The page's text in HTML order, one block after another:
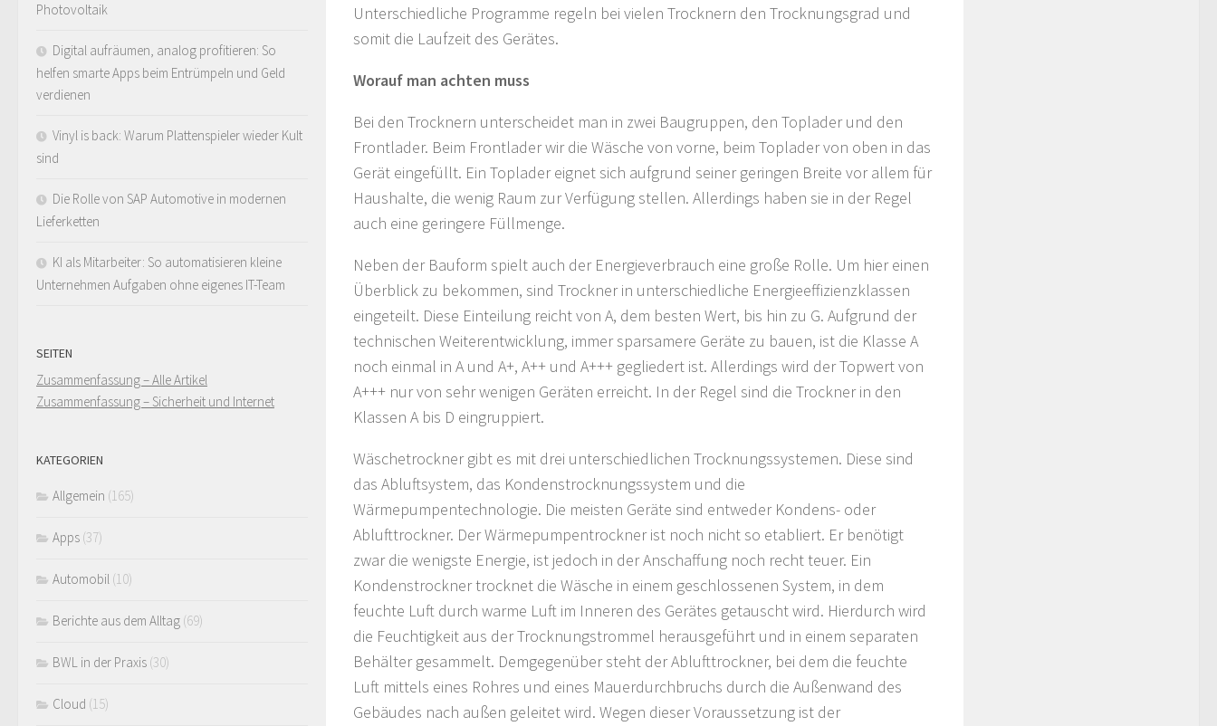
Unterschiedliche Programme regeln bei vielen Trocknern den Trocknungsgrad und
somit die Laufzeit des Gerätes.
Worauf man achten muss
Bei den Trocknern unterscheidet man in zwei Baugruppen, den Toplader und den
Frontlader. Beim Frontlader wir die Wäsche von vorne, beim Toplader von oben in das
Gerät eingefüllt. Ein Toplader eignet sich aufgrund seiner geringen Breite vor allem für
Haushalte, die wenig Raum zur Verfügung stellen. Allerdings haben sie in der Regel
auch eine geringere Füllmenge.
Neben der Bauform spielt auch der Energieverbrauch eine große Rolle. Um hier einen
Überblick zu bekommen, sind Trockner in unterschiedliche Energieeffizienzklassen
eingeteilt. Diese Einteilung reicht von A, dem besten Wert, bis hin zu G. Aufgrund der
technischen Weiterentwicklung, immer sparsamere Geräte zu bauen, ist die Klasse A
noch einmal in A und A+, A++ und A+++ gegliedert ist. Allerdings wird der Topwert von
A+++ nur von sehr wenigen Geräten erreicht. In der Regel sind die Trockner in den
Klassen A bis D eingruppiert.
Wäschetrockner gibt es mit drei unterschiedlichen Trocknungssystemen. Diese sind
das Abluftsystem, das Kondenstrocknungssystem und die
Wärmepumpentechnologie. Die meisten Geräte sind entweder Kondens- oder
Ablufttrockner. Der Wärmepumpentrockner ist noch nicht so etabliert. Er benötigt
zwar die wenigste Energie, ist jedoch in der Anschaffung noch recht teuer. Ein
Kondenstrockner trocknet die Wäsche in einem geschlossenen System, in dem
feuchte Luft durch warme Luft im Inneren des Gerätes getauscht wird. Hierdurch wird
die Feuchtigkeit aus der Trocknungstrommel herausgeführt und in einem separaten
Behälter gesammelt. Demgegenüber steht der Ablufttrockner, bei dem die feuchte
Luft mittels eines Rohres und eines Mauerdurchbruchs durch die Außenwand des
Gebäudes nach außen geleitet wird. Wegen dieser Voraussetzung ist der
Photovoltaik
Digital aufräumen, analog profitieren: So
helfen smarte Apps beim Entrümpeln und Geld
verdienen
Vinyl is back: Warum Plattenspieler wieder Kult
sind
Die Rolle von SAP Automotive in modernen
Lieferketten
KI als Mitarbeiter: So automatisieren kleine
Unternehmen Aufgaben ohne eigenes IT-Team
SEITEN
Zusammenfassung – Alle Artikel
Zusammenfassung – Sicherheit und Internet
KATEGORIEN
Allgemein (165)
Apps (37)
Automobil (10)
Berichte aus dem Alltag (69)
BWL in der Praxis (30)
Cloud (15)